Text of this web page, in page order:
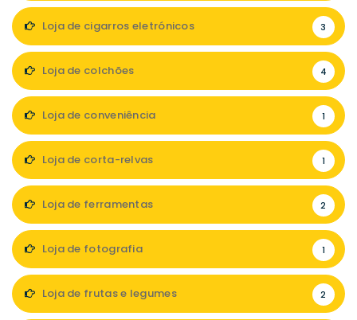
Loja de cigarros eletrónicos 3
Loja de colchões 4
Loja de conveniência 1
Loja de corta-relvas 1
Loja de ferramentas 2
Loja de fotografia 1
Loja de frutas e legumes 2